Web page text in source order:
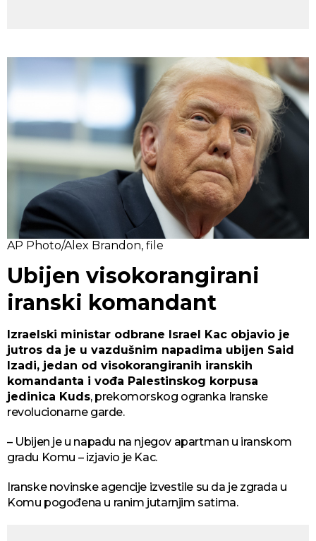
AP Photo/Alex Brandon, file
Ubijen visokorangirani
iranski komandant
Izraelski ministar odbrane Israel Kac objavio je
jutros da je u vazdušnim napadima ubijen Said
Izadi, jedan od visokorangiranih iranskih
komandanta i vođa Palestinskog korpusa
jedinica Kuds, prekomorskog ogranka Iranske
revolucionarne garde.
– Ubijen je u napadu na njegov apartman u iranskom
gradu Komu – izjavio je Kac.
Iranske novinske agencije izvestile su da je zgrada u
Komu pogođena u ranim jutarnjim satima.